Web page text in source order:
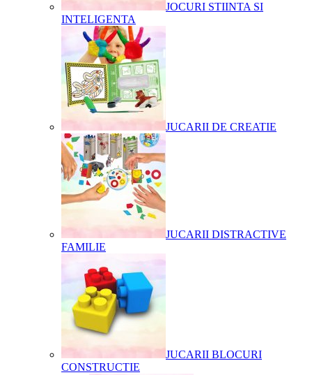
JOCURI STIINTA SI
INTELIGENTA
JUCARII DE CREATIE
JUCARII DISTRACTIVE
FAMILIE
JUCARII BLOCURI
CONSTRUCTIE